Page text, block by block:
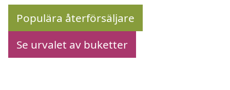
Populära återförsäljare
Se urvalet av buketter